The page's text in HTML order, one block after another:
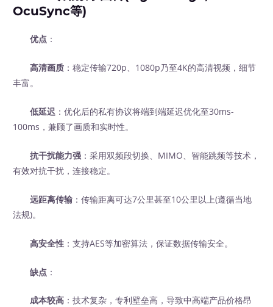
OcuSync等)
优点 ：
高清画质 ：稳定传输720p、1080p乃至4K的高清视频，细节
丰富。
低延迟 ：优化后的私有协议将端到端延迟优化至30ms-
100ms，兼顾了画质和实时性。
抗干扰能力强 ：采用双频段切换、MIMO、智能跳频等技术，
有效对抗干扰，连接稳定。
远距离传输 ：传输距离可达7公里甚至10公里以上(遵循当地
法规)。
高安全性 ：支持AES等加密算法，保证数据传输安全。
缺点 ：
成本较高 ：技术复杂，专利壁垒高，导致中高端产品价格昂